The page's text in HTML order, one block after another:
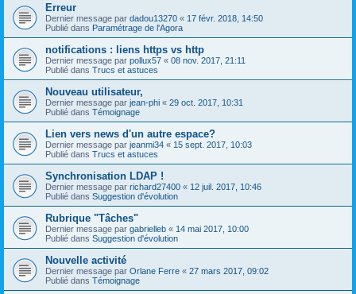
Erreur
Dernier message par dadou13270 « 17 févr. 2018, 14:50
Publié dans Paramétrage de l'Agora
notifications : liens https vs http
Dernier message par pollux57 « 08 nov. 2017, 21:11
Publié dans Trucs et astuces
Nouveau utilisateur,
Dernier message par jean-phi « 29 oct. 2017, 10:31
Publié dans Témoignage
Lien vers news d'un autre espace?
Dernier message par jeanmi34 « 15 sept. 2017, 10:03
Publié dans Trucs et astuces
Synchronisation LDAP !
Dernier message par richard27400 « 12 juil. 2017, 10:46
Publié dans Suggestion d'évolution
Rubrique "Tâches"
Dernier message par gabrielleb « 14 mai 2017, 10:00
Publié dans Suggestion d'évolution
Nouvelle activité
Dernier message par Orlane Ferre « 27 mars 2017, 09:02
Publié dans Témoignage